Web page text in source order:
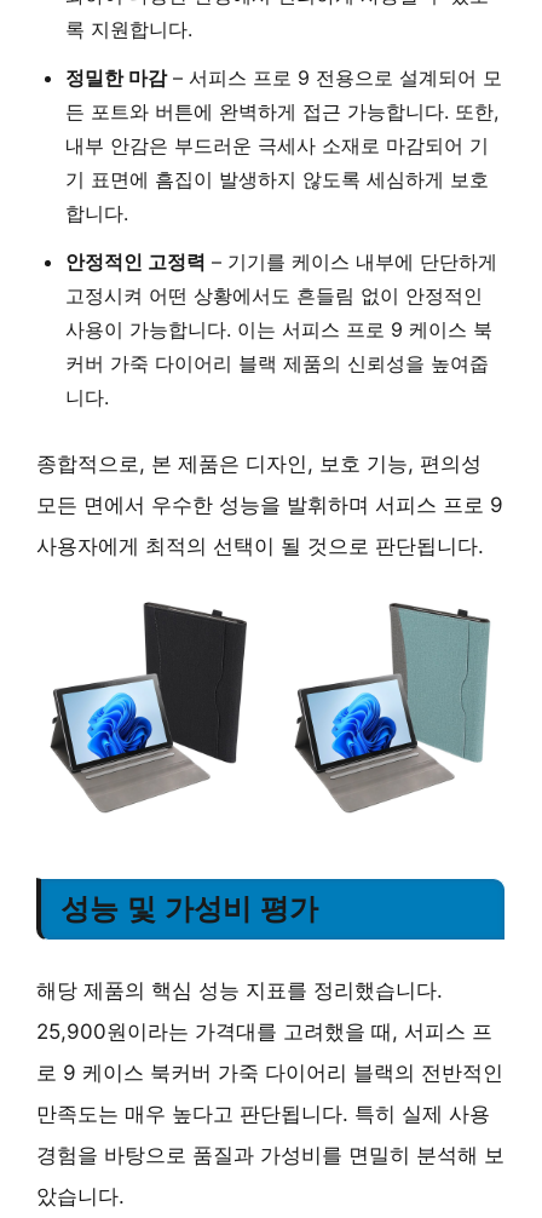
록 지원합니다.
정밀한 마감– 서피스 프로 9 전용으로 설계되어 모
든 포트와 버튼에 완벽하게 접근 가능합니다. 또한,
내부 안감은 부드러운 극세사 소재로 마감되어 기
기 표면에 흠집이 발생하지 않도록 세심하게 보호
합니다.
안정적인 고정력 – 기기를 케이스 내부에 단단하게
고정시켜 어떤 상황에서도 흔들림 없이 안정적인
사용이 가능합니다. 이는 서피스 프로 9 케이스 북
커버 가죽 다이어리 블랙 제품의 신뢰성을 높여줍
니다.
종합적으로, 본 제품은 디자인, 보호 기능, 편의성
모든 면에서 우수한 성능을 발휘하며 서피스 프로 9
사용자에게 최적의 선택이 될 것으로 판단됩니다.
성능 및 가성비 평가
해당 제품의 핵심 성능 지표를 정리했습니다.
25,900원이라는 가격대를 고려했을 때, 서피스 프
로 9 케이스 북커버 가죽 다이어리 블랙의 전반적인
만족도는 매우 높다고 판단됩니다. 특히 실제 사용
경험을 바탕으로 품질과 가성비를 면밀히 분석해 보
았습니다.